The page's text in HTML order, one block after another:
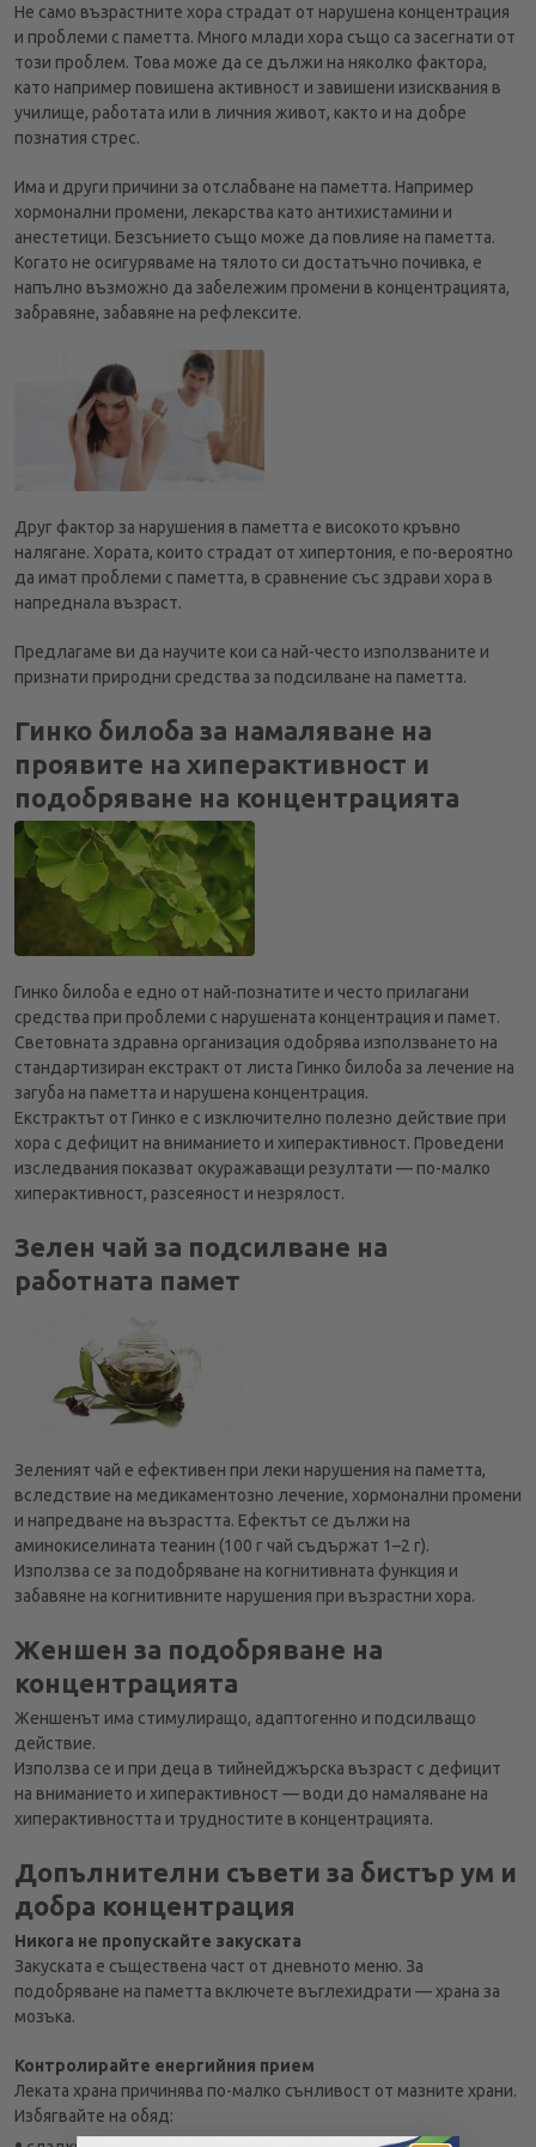
Не само възрастните хора страдат от нарушена концентрация
и проблеми с паметта. Много млади хора също са засегнати от
този проблем. Това може да се дължи на няколко фактора,
като например повишена активност и завишени изисквания в
училище, работата или в личния живот, както и на добре
познатия стрес.
Има и други причини за отслабване на паметта. Например
хормонални промени, лекарства като антихистамини и
анестетици. Безсънието също може да повлияе на паметта.
Когато не осигуряваме на тялото си достатъчно почивка, е
напълно възможно да забележим промени в концентрацията,
забравяне, забавяне на рефлексите.
Друг фактор за нарушения в паметта е високото кръвно
налягане. Хората, които страдат от хипертония, е по-вероятно
да имат проблеми с паметта, в сравнение със здрави хора в
напреднала възраст.
Предлагаме ви да научите кои са най-често използваните и
признати природни средства за подсилване на паметта.
Гинко билоба за намаляване на
проявите на хиперактивност и
подобряване на концентрацията
Гинко билоба е едно от най-познатите и често прилагани
средства при проблеми с нарушената концентрация и памет.
Световната здравна организация одобрява използването на
стандартизиран екстракт от листа Гинко билоба за лечение на
загуба на паметта и нарушена концентрация.
Екстрактът от Гинко е с изключително полезно действие при
хора с дефицит на вниманието и хиперактивност. Проведени
изследвания показват окуражаващи резултати — по-малко
хиперактивност, разсеяност и незрялост.
Зелен чай за подсилване на
работната памет
Зеленият чай е ефективен при леки нарушения на паметта,
вследствие на медикаментозно лечение, хормонални промени
и напредване на възрастта. Ефектът се дължи на
аминокиселината теанин (100 г чай съдържат 1–2 г).
Използва се за подобряване на когнитивната функция и
забавяне на когнитивните нарушения при възрастни хора.
Женшен за подобряване на
концентрацията
Женшенът има стимулиращо, адаптогенно и подсилващо
действие.
Използва се и при деца в тийнейджърска възраст с дефицит
на вниманието и хиперактивност — води до намаляване на
хиперактивността и трудностите в концентрацията.
Допълнителни съвети за бистър ум и
добра концентрация
Никога не пропускайте закуската
Закуската е съществена част от дневното меню. За
подобряване на паметта включете въглехидрати — храна за
мозъка.
Контролирайте енергийния прием
Леката храна причинява по-малко сънливост от мазните храни.
Избягвайте на обяд: